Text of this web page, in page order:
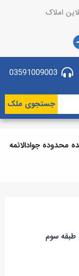
املاک
03591009003
جستجوی ملک
بازسازی شده محدوده جوادالائمه